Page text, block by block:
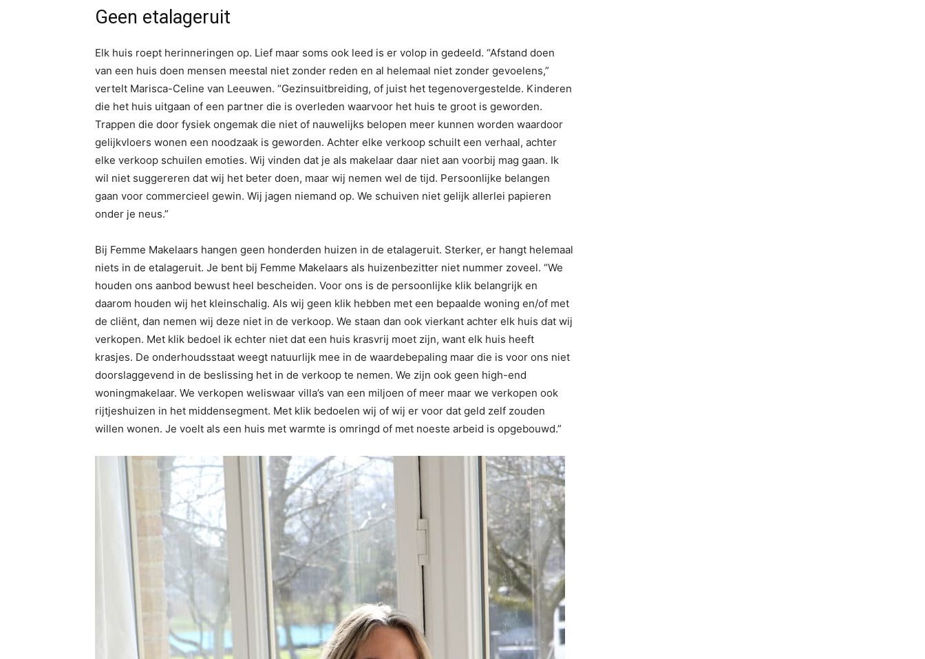
Geen etalageruit
Elk huis roept herinneringen op. Lief maar soms ook leed is er volop in gedeeld. “Afstand doen
van een huis doen mensen meestal niet zonder reden en al helemaal niet zonder gevoelens,”
vertelt Marisca-Celine van Leeuwen. “Gezinsuitbreiding, of juist het tegenovergestelde. Kinderen
die het huis uitgaan of een partner die is overleden waarvoor het huis te groot is geworden.
Trappen die door fysiek ongemak die niet of nauwelijks belopen meer kunnen worden waardoor
gelijkvloers wonen een noodzaak is geworden. Achter elke verkoop schuilt een verhaal, achter
elke verkoop schuilen emoties. Wij vinden dat je als makelaar daar niet aan voorbij mag gaan. Ik
wil niet suggereren dat wij het beter doen, maar wij nemen wel de tijd. Persoonlijke belangen
gaan voor commercieel gewin. Wij jagen niemand op. We schuiven niet gelijk allerlei papieren
onder je neus.”
Bij Femme Makelaars hangen geen honderden huizen in de etalageruit. Sterker, er hangt helemaal
niets in de etalageruit. Je bent bij Femme Makelaars als huizenbezitter niet nummer zoveel. “We
houden ons aanbod bewust heel bescheiden. Voor ons is de persoonlijke klik belangrijk en
daarom houden wij het kleinschalig. Als wij geen klik hebben met een bepaalde woning en/of met
de cliënt, dan nemen wij deze niet in de verkoop. We staan dan ook vierkant achter elk huis dat wij
verkopen. Met klik bedoel ik echter niet dat een huis krasvrij moet zijn, want elk huis heeft
krasjes. De onderhoudsstaat weegt natuurlijk mee in de waardebepaling maar die is voor ons niet
doorslaggevend in de beslissing het in de verkoop te nemen. We zijn ook geen high-end
woningmakelaar. We verkopen weliswaar villa’s van een miljoen of meer maar we verkopen ook
rijtjeshuizen in het middensegment. Met klik bedoelen wij of wij er voor dat geld zelf zouden
willen wonen. Je voelt als een huis met warmte is omringd of met noeste arbeid is opgebouwd.”